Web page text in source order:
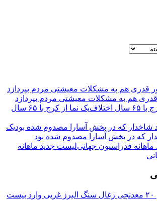
هم به مشکلات معیشتی مردم بپردازد
یک نما از کرج با ۶۵ سال
یک
که در بخش آسارا مصدوم شده بود
لیست جدید ماهانه